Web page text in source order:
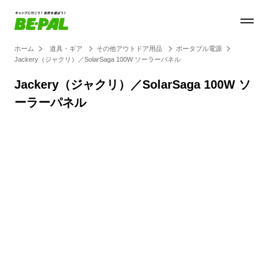
ホーム 道具・ギア その他アウトドア用品
ポータブル電源
Jackery（ジャクリ）／SolarSaga 100W ソーラーパネル
Jackery（ジャクリ）／SolarSaga 100W ソ
ーラーパネル